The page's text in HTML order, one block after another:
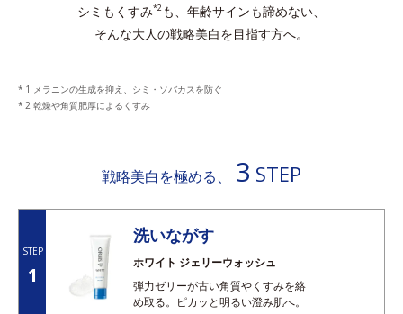
シミもくすみ*2も、年齢サインも諦めない、
そんな大人の戦略美白を目指す方へ。
1 メラニンの生成を抑え、シミ・ソバカスを防ぐ
2 乾燥や角質肥厚によるくすみ
戦略美白を極める、 3 STEP
STEP
1
洗いながす
ホワイト ジェリーウォッシュ
弾力ゼリーが古い角質やくすみを絡
め取る。ピカッと明るい澄み肌へ。